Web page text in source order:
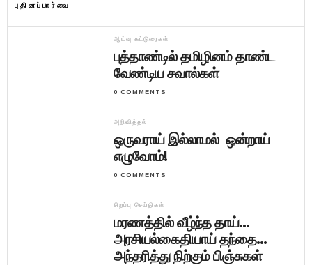
புதினப்பார்வை
ஆய்வு கட்டுரைகள்
புத்தாண்டில் தமிழினம் தாண்ட
வேண்டிய சவால்கள்
0 COMMENTS
அறிவித்தல்
ஒருவராய் இல்லாமல் ஒன்றாய்
எழுவோம்!
0 COMMENTS
சிறப்பு செய்திகள்
மரணத்தில் வீழ்ந்த தாய்…
அரசியல்கைதியாய் தந்தை…
அந்தரித்து நிற்கும் பிஞ்சுகள்